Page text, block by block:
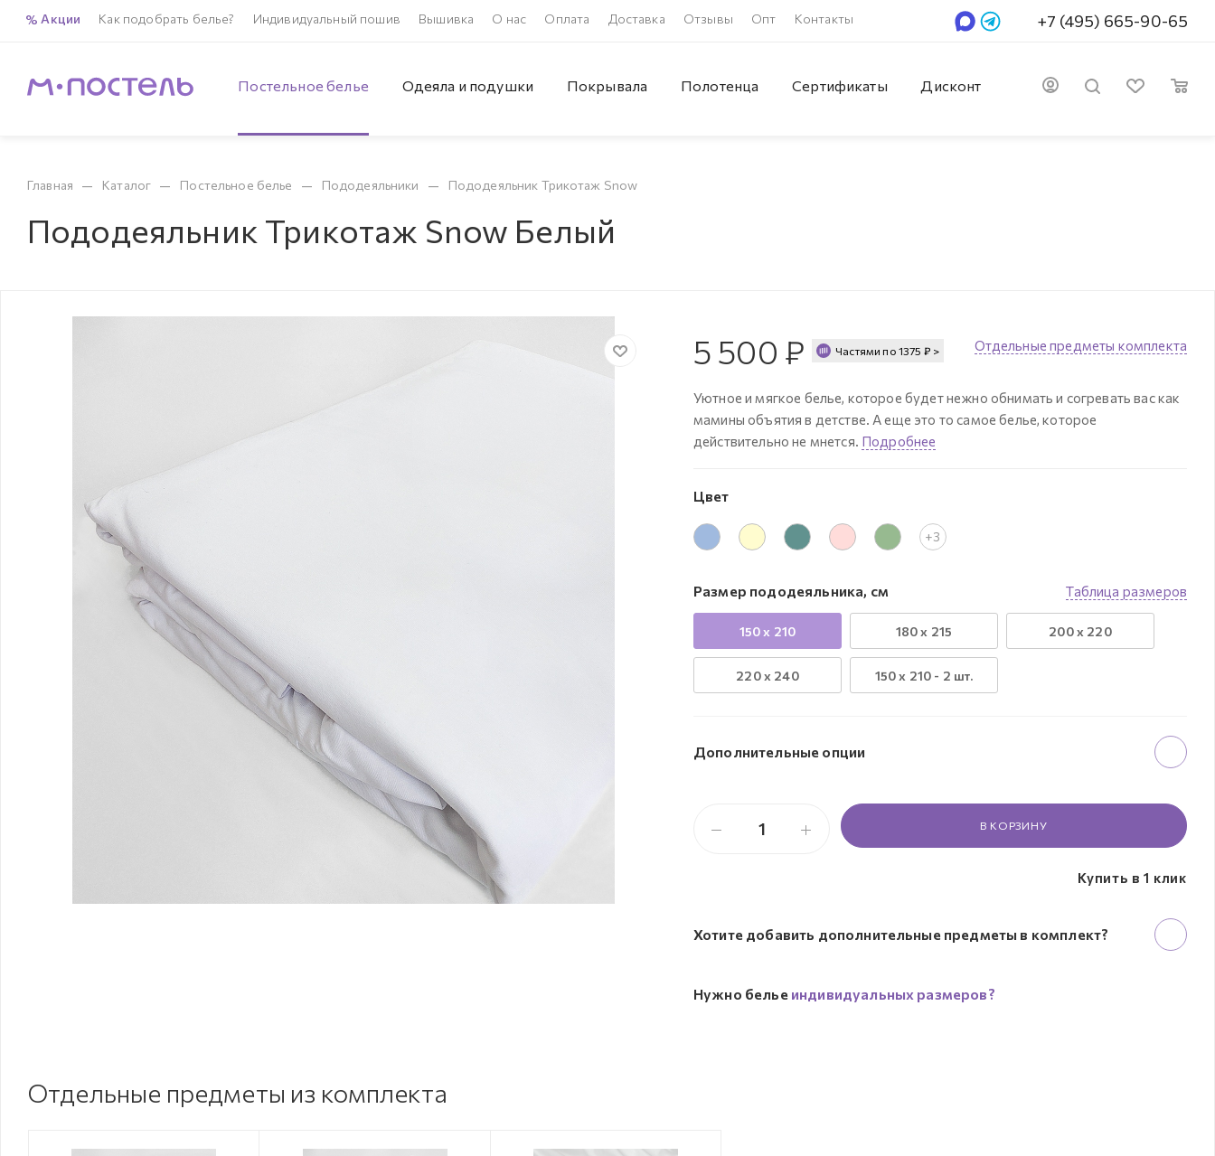
Акции Как подобрать белье? Индивидуальный пошив Вышивка О нас Оплата Доставка Отзывы Опт Контакты +7 (495) 665-90-65
Постельное белье Одеяла и подушки Покрывала Полотенца Сертификаты Дисконт
Главная — Каталог — Постельное белье — Пододеяльники — Пододеяльник Трикотаж Snow
Пододеяльник Трикотаж Snow Белый
5 500 ₽ Частями по 1375 ₽ > Отдельные предметы комплекта
Уютное и мягкое белье, которое будет нежно обнимать и согревать вас как
мамины объятия в детстве. А еще это то самое белье, которое
действительно не мнется. Подробнее
Цвет
+3
Таблица размеров
Размер пододеяльника, см
150 x 210 180 x 215 200 x 220
220 x 240 150 х 210 - 2 шт.
Дополнительные опции
В КОРЗИНУ
Купить в 1 клик
Хотите добавить дополнительные предметы в комплект?
Нужно белье индивидуальных размеров?
Отдельные предметы из комплекта